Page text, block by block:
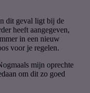
dit geval ligt bij de
heeft aangegeven,
in een nieuw
voor je regelen.
mijn oprechte
om dit zo goed